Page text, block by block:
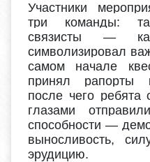
Участники
три команды:
связисты —
символизировал
самом начале
принял рапорты
после чего
глазами
способности —
выносливость,
эрудицию.